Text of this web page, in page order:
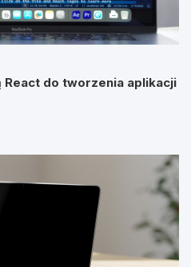
do tworzenia aplikacji